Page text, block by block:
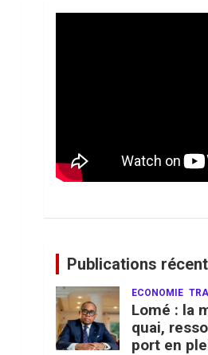
Publications
ECONOMIE
Lomé : la
quai,
port en